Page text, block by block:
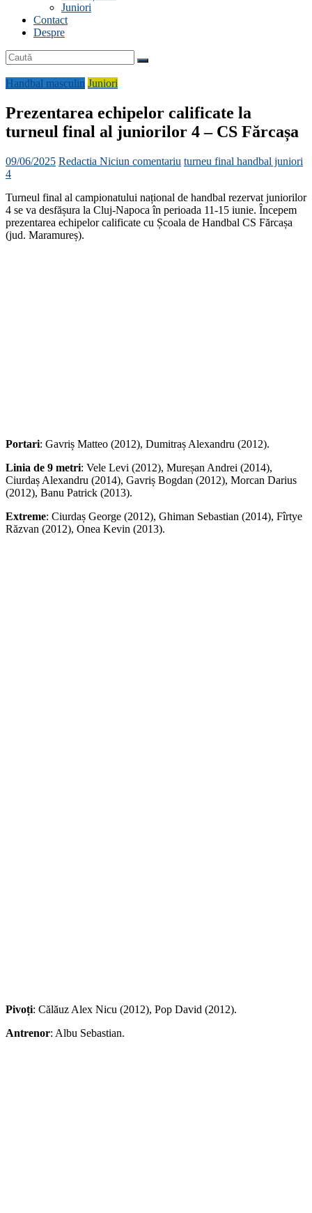
Juniori
Contact
Despre
Handbal masculin Juniori
Prezentarea echipelor calificate la
turneul final al juniorilor 4 – CS Fărcașa
09/06/2025 Redactia Niciun comentariu turneu final handbal juniori
4
Turneul final al campionatului național de handbal rezervat juniorilor
4 se va desfășura la Cluj-Napoca în perioada 11-15 iunie. Începem
prezentarea echipelor calificate cu Școala de Handbal CS Fărcașa
(jud. Maramureș).
Portari: Gavriș Matteo (2012), Dumitraș Alexandru (2012).
Linia de 9 metri: Vele Levi (2012), Mureșan Andrei (2014),
Ciurdaș Alexandru (2014), Gavriș Bogdan (2012), Morcan Darius
(2012), Banu Patrick (2013).
Extreme: Ciurdaș George (2012), Ghiman Sebastian (2014), Fîrtye
Răzvan (2012), Onea Kevin (2013).
Pivoți: Călăuz Alex Nicu (2012), Pop David (2012).
Antrenor: Albu Sebastian.